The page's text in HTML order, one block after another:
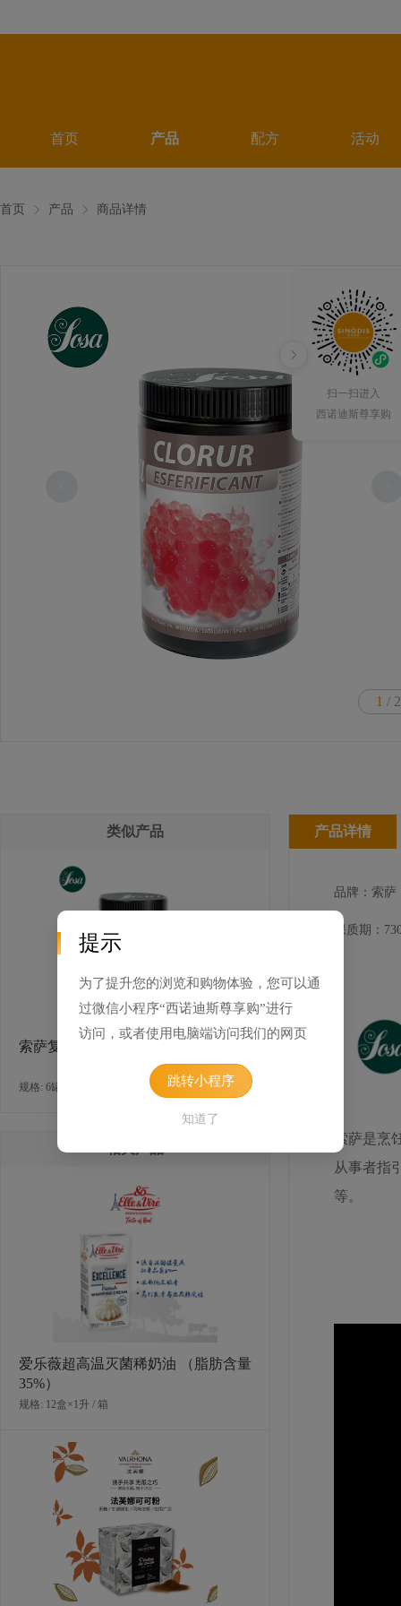
首页 产品 配方 活动
扫一扫进入
西诺迪斯尊享购
首页 产品 商品详情
1 / 2
类似产品
索萨复配营养强化剂
规格: 6罐×500克 / 箱
爱乐薇超高温灭菌稀奶油 （脂肪含量
35%）
规格: 12盒×1升 / 箱
产品详情
品牌：索萨
保质期：
索萨是
从事者指
等。
提示
为了提升您的浏览和购物体验，您可以通
过微信小程序“西诺迪斯尊享购”进行
访问，或者使用电脑端访问我们的网页
跳转小程序
知道了